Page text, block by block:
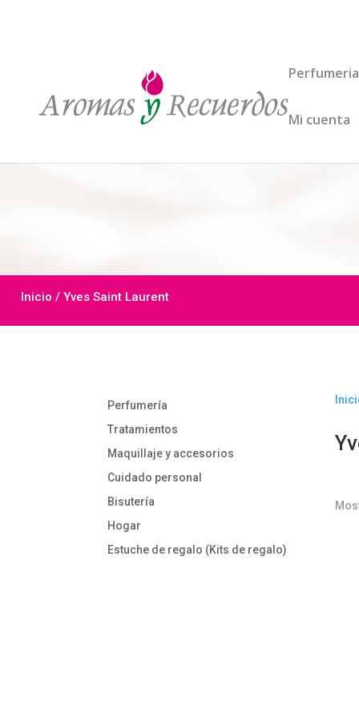
Perfumeria
Mi cuenta
Inicio / Yves Saint Laurent
Perfumería
Tratamientos
Maquillaje y accesorios
Cuidado personal
Bisutería
Hogar
Estuche de regalo (Kits de regalo)